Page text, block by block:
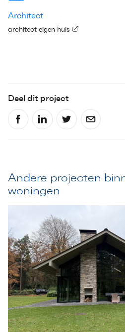
Architect
architect eigen huis
Deel dit project
Andere projecten
woningen